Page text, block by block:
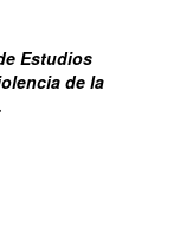
Estudios
de la